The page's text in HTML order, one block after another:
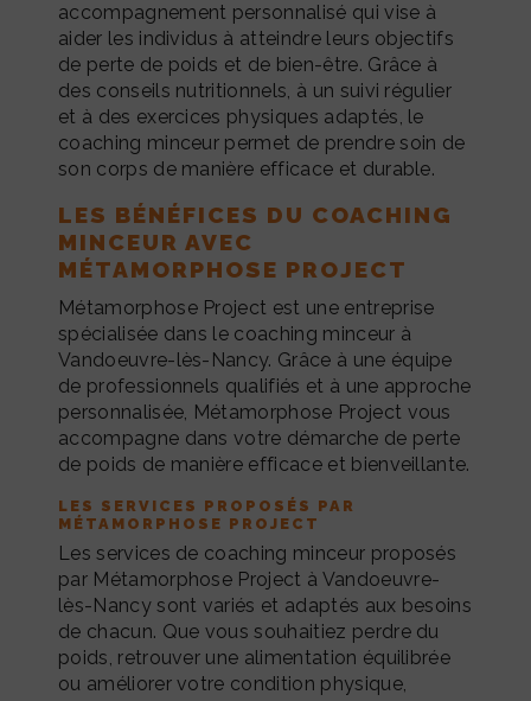
accompagnement personnalisé qui vise à
aider les individus à atteindre leurs objectifs
de perte de poids et de bien-être. Grâce à
des conseils nutritionnels, à un suivi régulier
et à des exercices physiques adaptés, le
coaching minceur permet de prendre soin de
son corps de manière efficace et durable.
LES BÉNÉFICES DU COACHING
MINCEUR AVEC
MÉTAMORPHOSE PROJECT
Métamorphose Project est une entreprise
spécialisée dans le coaching minceur à
Vandoeuvre-lès-Nancy. Grâce à une équipe
de professionnels qualifiés et à une approche
personnalisée, Métamorphose Project vous
accompagne dans votre démarche de perte
de poids de manière efficace et bienveillante.
LES SERVICES PROPOSÉS PAR
MÉTAMORPHOSE PROJECT
Les services de coaching minceur proposés
par Métamorphose Project à Vandoeuvre-
lès-Nancy sont variés et adaptés aux besoins
de chacun. Que vous souhaitiez perdre du
poids, retrouver une alimentation équilibrée
ou améliorer votre condition physique,